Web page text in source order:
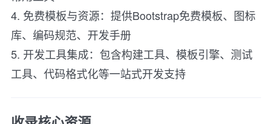
4. 免费模板与资源：提供Bootstrap免费模板、图标
库、编码规范、开发手册
5. 开发工具集成：包含构建工具、模板引擎、测试
工具、代码格式化等一站式开发支持